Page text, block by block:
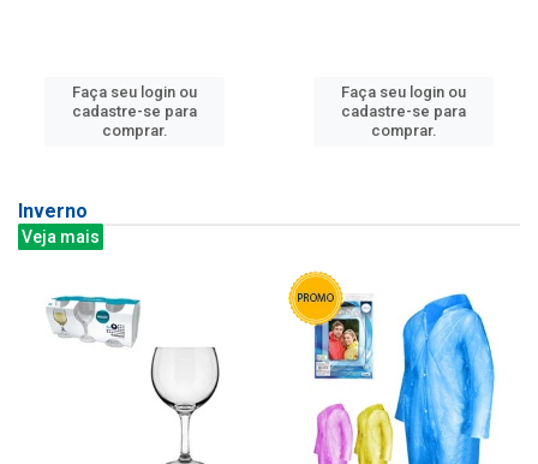
Faça seu login ou
cadastre-se para
comprar.
Faça seu login ou
cadastre-se para
comprar.
Inverno
Veja mais